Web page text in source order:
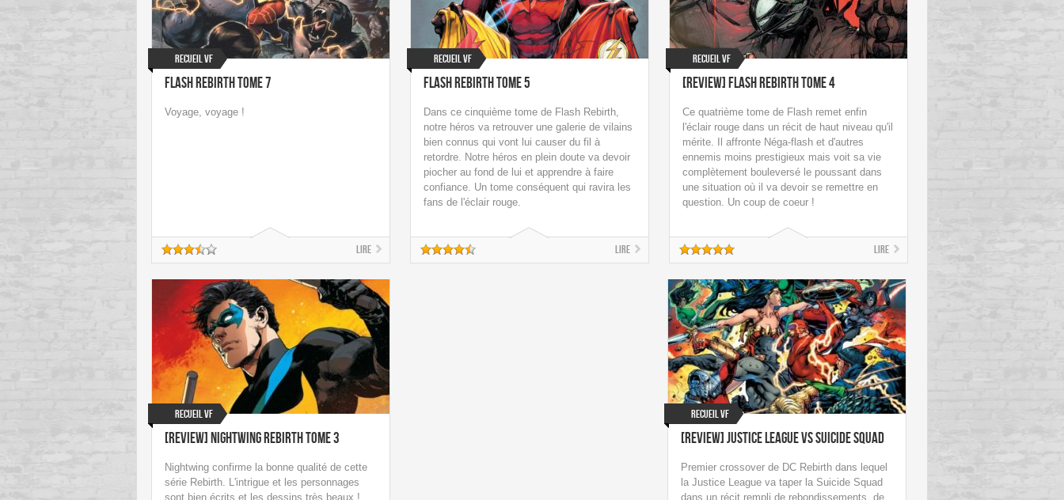
Recueil VF
Flash Rebirth Tome 7
Voyage, voyage !
Lire
Recueil VF
Flash Rebirth Tome 5
Dans ce cinquième tome de Flash Rebirth,
notre héros va retrouver une galerie de vilains
bien connus qui vont lui causer du fil à
retordre. Notre héros en plein doute va devoir
piocher au fond de lui et apprendre à faire
confiance. Un tome conséquent qui ravira les
fans de l'éclair rouge.
Lire
Recueil VF
[review] Flash Rebirth Tome 4
Ce quatrième tome de Flash remet enfin
l'éclair rouge dans un récit de haut niveau qu'il
mérite. Il affronte Néga-flash et d'autres
ennemis moins prestigieux mais voit sa vie
complètement bouleversé le poussant dans
une situation où il va devoir se remettre en
question. Un coup de coeur !
Lire
Recueil VF
[Review] Nightwing Rebirth Tome 3
Nightwing confirme la bonne qualité de cette
série Rebirth. L'intrigue et les personnages
sont bien écrits et les dessins très beaux !
Recueil VF
[Review] Justice League Vs Suicide Squad
Premier crossover de DC Rebirth dans lequel
la Justice League va taper la Suicide Squad
dans un récit rempli de rebondissements, de